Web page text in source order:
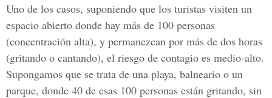
Uno de los casos, suponiendo que los turistas visiten un
espacio abierto donde hay más de 100 personas
(concentración alta), y permanezcan por más de dos horas
(gritando o cantando), el riesgo de contagio es medio-alto.
Supongamos que se trata de una playa, balneario o un
parque, donde 40 de esas 100 personas están gritando, sin